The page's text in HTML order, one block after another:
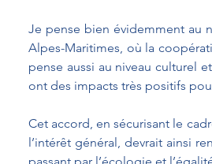
Je pense bien évidemment au
Alpes-Maritimes, où la
pense aussi au niveau culturel
ont des impacts très positifs
Cet accord, en sécurisant le
l’intérêt général, devrait ainsi